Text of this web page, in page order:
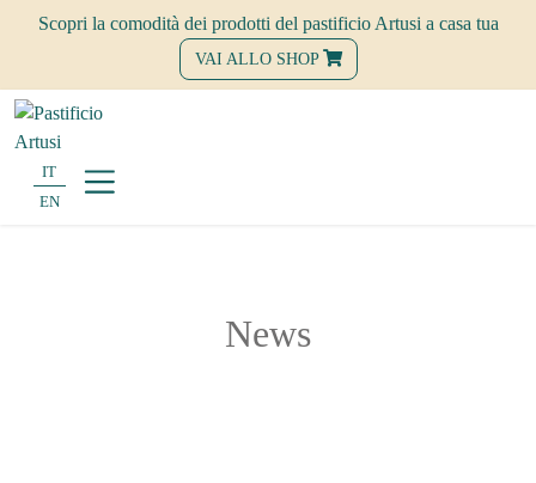
Scopri la comodità dei prodotti del pastificio Artusi a casa tua
VAI ALLO SHOP
IT
EN
News